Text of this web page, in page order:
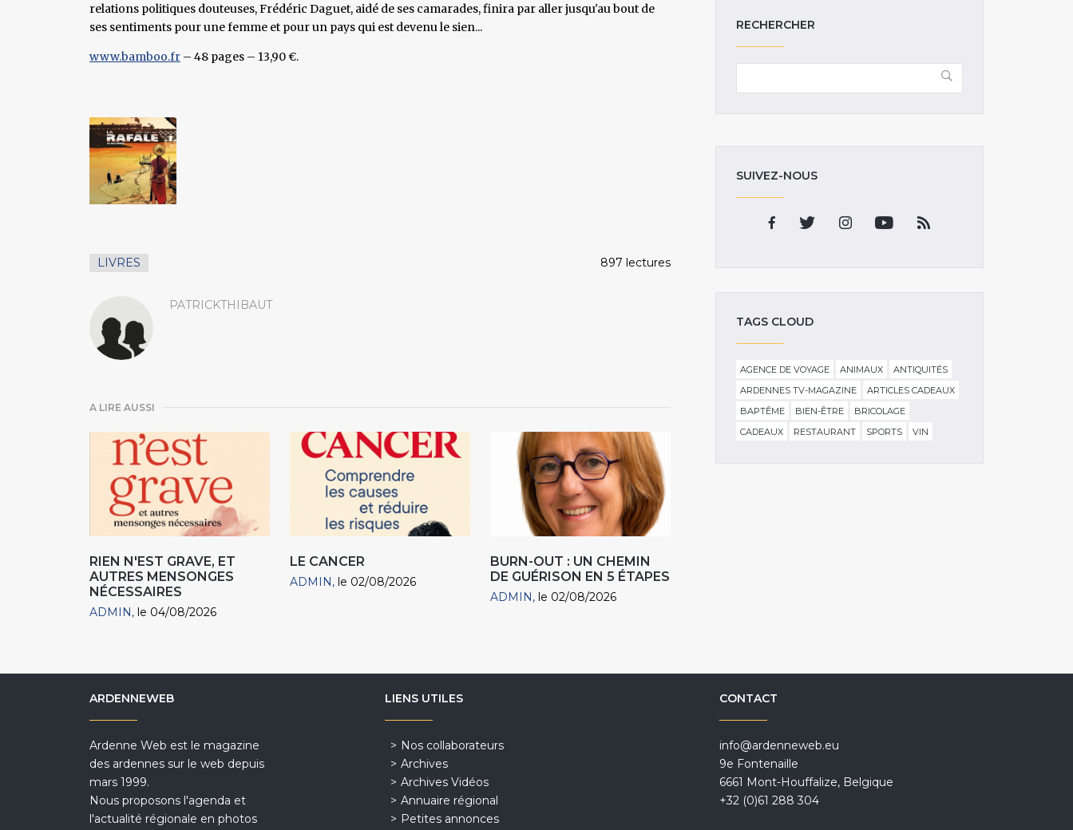
relations politiques douteuses, Frédéric Daguet, aidé de ses camarades, finira par aller jusqu'au bout de
ses sentiments pour une femme et pour un pays qui est devenu le sien...
www.bamboo.fr – 48 pages – 13,90 €.
LIVRES 897 lectures
PATRICKTHIBAUT
A LIRE AUSSI
RIEN N'EST GRAVE, ET
AUTRES MENSONGES
NÉCESSAIRES
ADMIN le 04/08/2026
LE CANCER
ADMIN le 02/08/2026
BURN-OUT : UN CHEMIN
DE GUÉRISON EN 5 ÉTAPES
ADMIN le 02/08/2026
RECHERCHER
SUIVEZ-NOUS
TAGS CLOUD
AGENCE DE VOYAGE ANIMAUX
ANTIQUITÉS
ARDENNES TV-MAGAZINE
ARTICLES CADEAUX
BAPTÊME
BIEN-ÊTRE
BRICOLAGE
CADEAUX
RESTAURANT SPORTS VIN
ARDENNEWEB
Ardenne Web est le magazine
des ardennes sur le web depuis
mars 1999.
Nous proposons l'agenda et
l'actualité régionale en photos
LIENS UTILES
Nos collaborateurs
Archives
Archives Vidéos
Annuaire régional
Petites annonces
CONTACT
info@ardenneweb.eu
9e Fontenaille
6661 Mont-Houffalize, Belgique
+32 (0)61 288 304